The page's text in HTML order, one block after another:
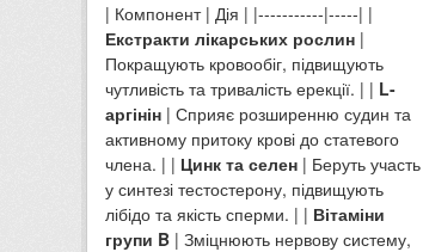
| Компонент | Дія | |-----------|-----| |
Екстракти лікарських рослин |
Покращують кровообіг, підвищують
чутливість та тривалість ерекції. | | L-
аргінін | Сприяє розширенню судин та
активному притоку крові до статевого
члена. | | Цинк та селен | Беруть участь
у синтезі тестостерону, підвищують
лібідо та якість сперми. | | Вітаміни
групи B | Зміцнюють нервову систему,